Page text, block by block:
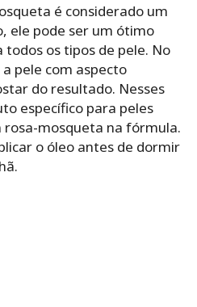
é considerado um
ele pode ser um ótimo
os tipos de pele. No
pele com aspecto
do resultado. Nesses
específico para peles
rosa-mosqueta na fórmula.
o óleo antes de dormir